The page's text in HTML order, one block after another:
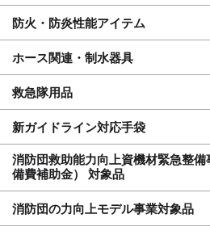
防火・防炎性能アイテム
ホース関連・制水器具
救急隊用品
新ガイドライン対応手袋
消防団救助能力向上資機材緊急整
備費補助金） 対象品
消防団の力向上モデル事業対象品